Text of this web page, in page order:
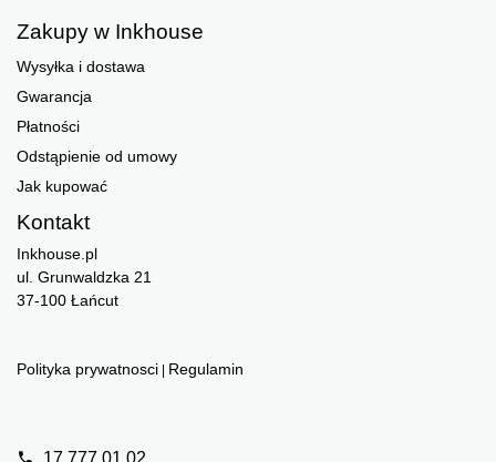
Zakupy w Inkhouse
Wysyłka i dostawa
Gwarancja
Płatności
Odstąpienie od umowy
Jak kupować
Kontakt
Inkhouse.pl
ul. Grunwaldzka 21
37-100 Łańcut
Polityka prywatnosci Regulamin